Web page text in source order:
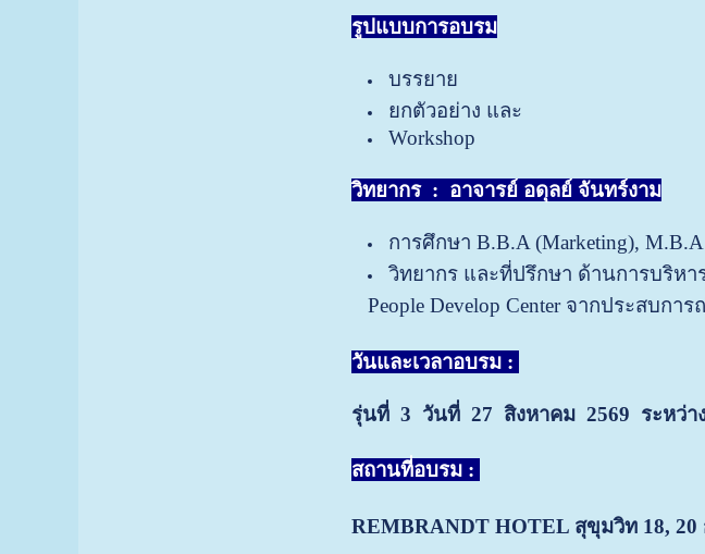
รูปแบบการอบรม
บรรยาย
ยกตัวอย่าง และ
Workshop
วิทยากร : อาจารย์ อดุลย์ จันทร์งาม
การศึกษา B.B.A (Marketing),
วิทยากร และที่ปรึกษา ด้านการบริห
People Develop Center จากประสบก
วันและเวลาอบรม :
รุ่นที่ 3 วันที่ 27 สิงหาคม 2569 ระหว่าง
สถานที่อบรม :
REMBRANDT HOTEL สุขุมวิท 18, 20